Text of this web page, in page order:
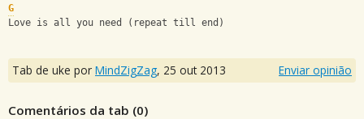
G
Love is all you need (repeat till end)
Tab de uke por MindZigZag, 25 out 2013 Enviar opinião
Comentários da tab (0)